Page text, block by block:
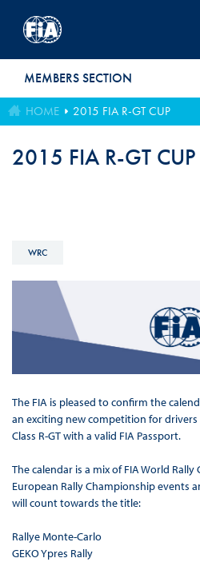
MEMBERS SECTION
HOME 2015 FIA R-GT CUP
2015 FIA R-GT CUP
WRC
The FIA is pleased to confirm the
an exciting new competition for
Class R-GT with a valid FIA Passport.
The calendar is a mix of FIA World
European Rally Championship events
will count towards the title:
Rallye Monte-Carlo
GEKO Ypres Rally